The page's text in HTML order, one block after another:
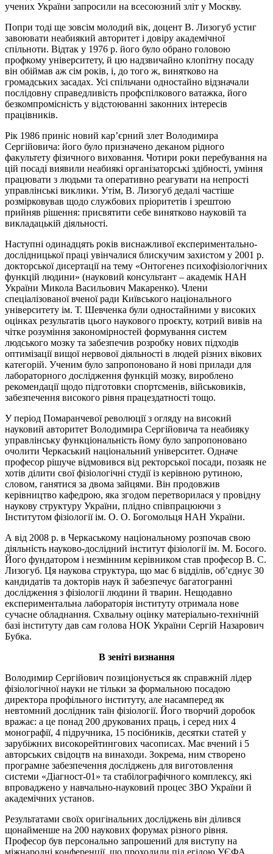
учених України запросили на всесоюзний зліт у Москву.
Попри тоді ще зовсім молодий вік, доцент В. Лизогуб устиг
завоювати неабиякий авторитет і довіру академічної
спільноти. Відтак у 1976 р. його було обрано головою
профкому університету, й цю надзвичайно клопітну посаду
він обіймав аж сім років, і, до того ж, винятково на
громадських засадах. Усі спільчани одностайно відзначали
послідовну справедливість профспілкового ватажка, його
безкомпромісність у відстоюванні законних інтересів
працівників.
Рік 1986 приніс новий кар’єрний злет Володимира
Сергійовича: його було призначено деканом рідного
факультету фізичного виховання. Чотири роки перебування на
цій посаді виявили неабиякі організаторські здібності, уміння
працювати з людьми та оперативно реагувати на непрості
управлінські виклики. Утім, В. Лизогуб дедалі частіше
розмірковував щодо службових пріоритетів і зрештою
прийняв рішення: присвятити себе винятково науковій та
викладацькій діяльності.
Наступні одинадцять років виснажливої експериментально-
дослідницької праці увінчалися блискучим захистом у 2001 р.
докторської дисертації на тему «Онтогенез психофізіологічних
функцій людини» (науковий консультант – академік НАН
України Микола Васильович Макаренко). Члени
спеціалізованої вченої ради Київського національного
університету ім. Т. Шевченка були одностайними у високих
оцінках результатів цього наукового проєкту, котрий вивів на
чітке розуміння закономірностей формування систем
людського мозку та забезпечив розробку нових підходів
оптимізації вищої нервової діяльності в людей різних вікових
категорій. Ученим було запропоновано й нові прилади для
лабораторного дослідження функцій мозку, вироблено
рекомендації щодо підготовки спортсменів, військовиків,
забезпечення високого рівня працездатності тощо.
У період Помаранчевої революції з огляду на високий
науковий авторитет Володимира Сергійовича та неабияку
управлінську функціональність йому було запропоновано
очолити Черкаський національний університет. Одначе
професор рішуче відмовився від ректорської посади, позаяк не
хотів ділити свої фізіологічні студії із керівною рутиною,
словом, ганятися за двома зайцями. Він продовжив
керівництво кафедрою, яка згодом перетворилася у провідну
наукову структуру України, плідно співпрацюючи з
Інститутом фізіології ім. О. О. Богомольця НАН України.
А від 2008 р. в Черкаському національному розпочав свою
діяльність науково-дослідний інститут фізіології ім. М. Босого.
Його фундатором і незмінним керівником став професор В. С.
Лизогуб. Ця наукова структура, що має 6 відділів, об’єднує 30
кандидатів та докторів наук й забезпечує багатогранні
дослідження з фізіології людини й тварин. Нещодавно
експериментальна лабораторія інституту отримала нове
сучасне обладнання. Схвальну оцінку матеріально-технічній
базі інституту дав сам голова НОК України Сергій Назарович
Бубка.
В зеніті визнання
Володимир Сергійович позиціонується як справжній лідер
фізіологічної науки не тільки за формальною посадою
директора профільного інституту, але насамперед як
невтомний дослідник таїн фізіології. Його творчий доробок
вражає: а це понад 200 друкованих праць, і серед них 4
монографії, 4 підручника, 15 посібників, десятки статей у
зарубіжних високорейтингових часописах. Має вчений і 5
авторських свідоцтв на винаходи. Зокрема, ним створено
програмне забезпечення досліджень для виготовлення
системи «Діагност-01» та стабілографічного комплексу, які
впроваджено у навчально-науковий процес ЗВО України й
академічних установ.
Результатами своїх оригінальних досліджень він ділився
щонайменше на 200 наукових форумах різного рівня.
Професор був персонально запрошений для виступу на
міжнародні конференції, що проходили під егідою УЄФА,